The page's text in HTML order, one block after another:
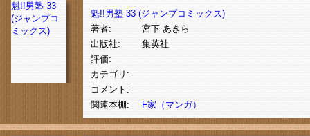
魁!!男塾 33
(ジャンプコ
ミックス)
魁!!男塾 33 (ジャンプコミックス)
著者:
宮下 あきら
出版社:
集英社
評価:
カテゴリ:
コメント:
関連本棚:
F家（マンガ）